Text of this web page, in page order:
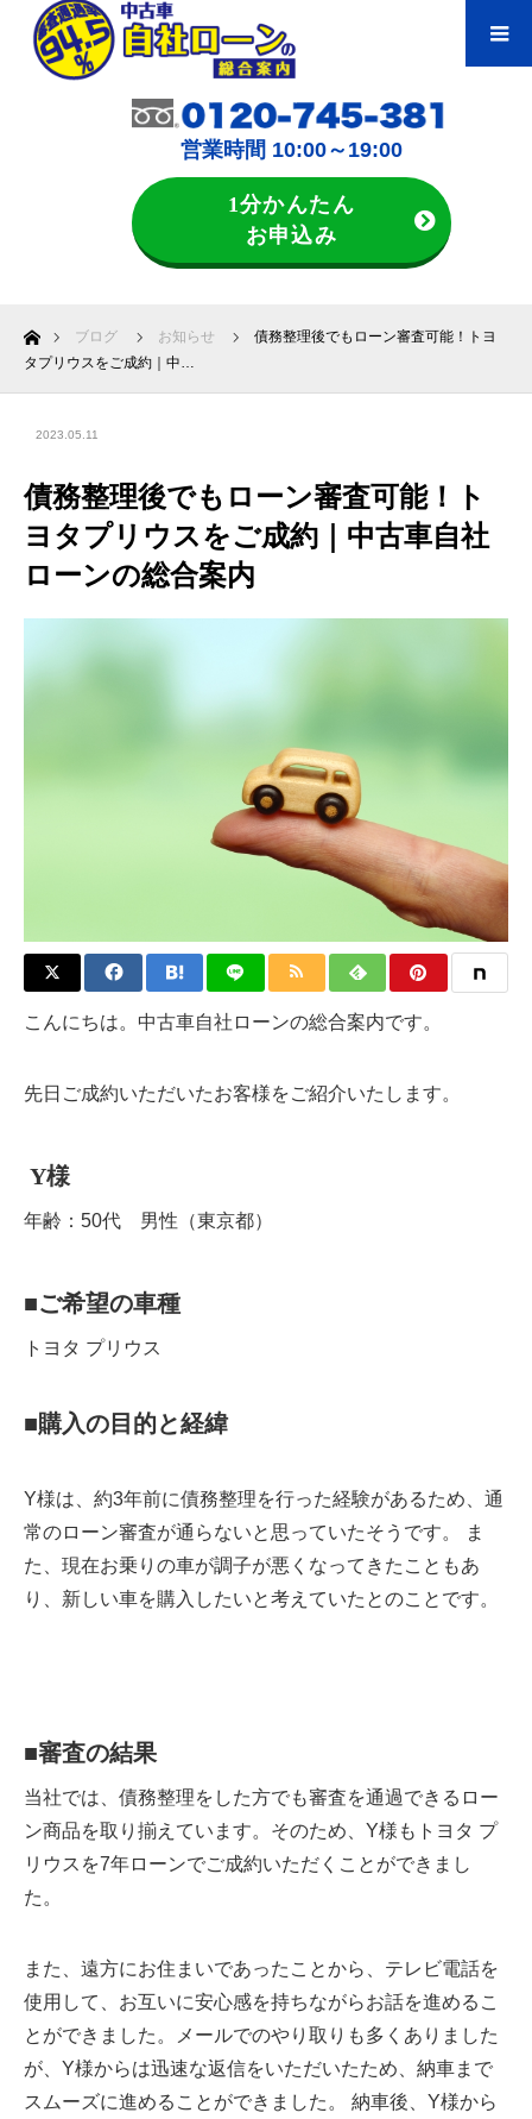
営業時間 10:00～19:00
1分かんたん
お申込み
ホームブログ お知らせ
債務整理後でもローン審査可能！トヨ
タプリウスをご成約｜中…
2023.05.11
債務整理後でもローン審査可能！ト
ヨタプリウスをご成約｜中古車自社
ローンの総合案内
こんにちは。中古車自社ローンの総合案内です。
先日ご成約いただいたお客様をご紹介いたします。
Y様
年齢：50代 男性（東京都）
■ご希望の車種
トヨタ プリウス
■購入の目的と経緯
Y様は、約3年前に債務整理を行った経験があるため、通
常のローン審査が通らないと思っていたそうです。 ま
た、現在お乗りの車が調子が悪くなってきたこともあ
り、新しい車を購入したいと考えていたとのことです。
■審査の結果
当社では、債務整理をした方でも審査を通過できるロー
ン商品を取り揃えています。そのため、Y様もトヨタ プ
リウスを7年ローンでご成約いただくことができまし
た。
また、遠方にお住まいであったことから、テレビ電話を
使用して、お互いに安心感を持ちながらお話を進めるこ
とができました。メールでのやり取りも多くありました
が、Y様からは迅速な返信をいただいたため、納車まで
スムーズに進めることができました。 納車後、Y様から